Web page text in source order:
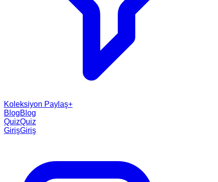
Koleksiyon Paylaş+
BlogBlog
QuizQuiz
GirişGiriş